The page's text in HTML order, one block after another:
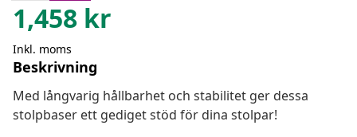
1,458 kr
Inkl. moms
Beskrivning
Med långvarig hållbarhet och stabilitet ger dessa
stolpbaser ett gediget stöd för dina stolpar!